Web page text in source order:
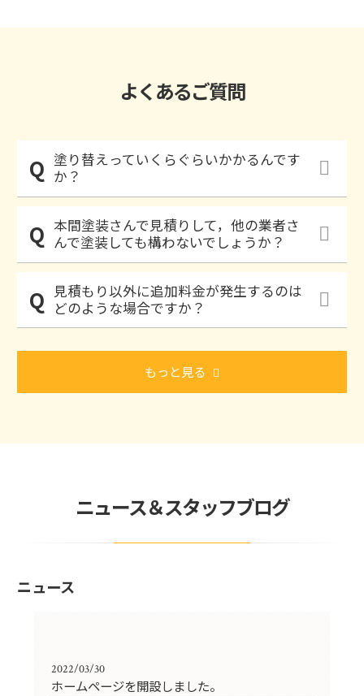
よくあるご質問
塗り替えっていくらぐらいかかるんです
か？
本間塗装さんで見積りして，他の業者さ
んで塗装しても構わないでしょうか？
見積もり以外に追加料金が発生するのは
どのような場合ですか？
もっと見る
ニュース＆スタッフブログ
ニュース
2022/03/30
ホームページを開設しました。